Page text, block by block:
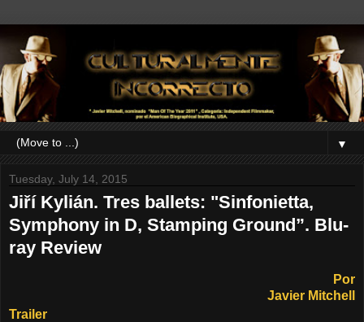
▼
Tuesday, July 14, 2015
Jiří Kylián. Tres ballets: "Sinfonietta,
Symphony in D, Stamping Ground”. Blu-
ray Review
Por
Javier Mitchell
Trailer